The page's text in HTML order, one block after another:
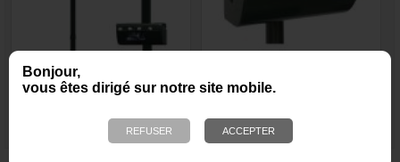
Bonjour,
vous êtes dirigé sur notre site mobile.
Borne de propreté canine
avec distributeur simple
389,00 €
Distributeur simple de
sachets ramasse crottes
179,95 €